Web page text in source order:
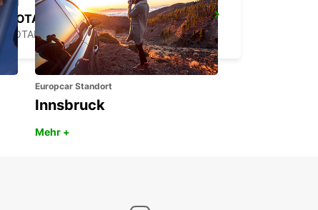
PROTARAS
PROTARAS - CYPRUS
Europcar Standort
Innsbruck
Mehr +